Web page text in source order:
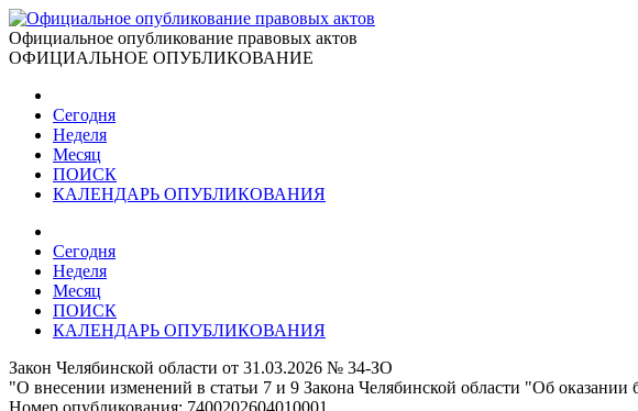
Официальное опубликование правовых актов
ОФИЦИАЛЬНОЕ ОПУБЛИКОВАНИЕ
Сегодня
Неделя
Месяц
ПОИСК
КАЛЕНДАРЬ ОПУБЛИКОВАНИЯ
Сегодня
Неделя
Месяц
ПОИСК
КАЛЕНДАРЬ ОПУБЛИКОВАНИЯ
Закон Челябинской области от 31.03.2026 № 34-ЗО
"О внесении изменений в статьи 7 и 9 Закона Челябинской области "Об
Номер опубликования: 7400202604010001